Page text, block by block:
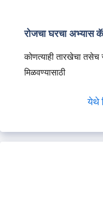
रोजचा घरचा अभ्यास
कोणत्याही तारखेचा तसेच
मिळवण्यासाठी
येथे